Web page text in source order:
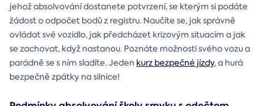
jehož absolvování dostanete potvrzení, se kterým si podáte
žádost o odpočet bodů z registru. Naučíte se, jak správně
ovládat své vozidlo, jak předcházet krizovým situacím a jak
se zachovat, když nastanou. Poznáte možnosti svého vozu a
parádně se s ním sladíte. Jeden kurz bezpečné jízdy, a hurá
bezpečně zpátky na silnice!